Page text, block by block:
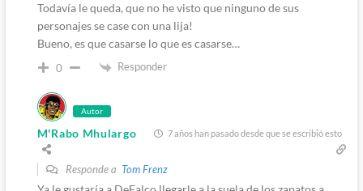
Todavía le queda, que no he visto que ninguno de sus
personajes se case con una lija!
Bueno, es que casarse lo que es casarse…
0 Responder
Autor
M'Rabo Mhulargo 7 años han pasado desde que se escribió esto
Responde a Tom Frenz